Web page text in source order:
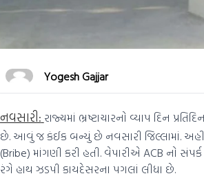
Yogesh Gajjar
નવસારી: રાજ્યમાં ભ્રષ્ટાચારનો વ્યાપ દિન
છે. આવું જ કંઈક બન્યું છે નવસારી જિલ્લામાં. અહીં
(Bribe) માંગણી કરી હતી. વેપારીએ ACB નો
રંગે હાથ ઝડપી કાયદેસરના પગલાં લીધા છે.